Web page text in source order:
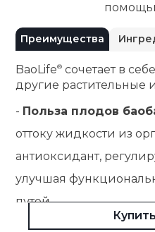
Преимущества
BaoLife сочетает в
другие растительные
- Польза плодов
оттоку жидкости из
антиоксидант,
улучшая
путей.
Польза плодов